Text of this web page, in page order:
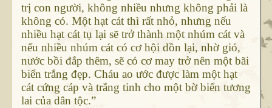
trị con người, không nhiều nhưng không phải là
không có. Một hạt cát thì rất nhỏ, nhưng nếu
nhiều hạt cát tụ lại sẽ trở thành một nhúm cát và
nếu nhiều nhúm cát có cơ hội dồn lại, nhờ gió,
nước bồi đắp thêm, sẽ có cơ may trở nên một bãi
biển trắng đẹp. Cháu ao ước được làm một hạt
cát cứng cáp và trắng tinh cho một bờ biển tương
lai của dân tộc.”